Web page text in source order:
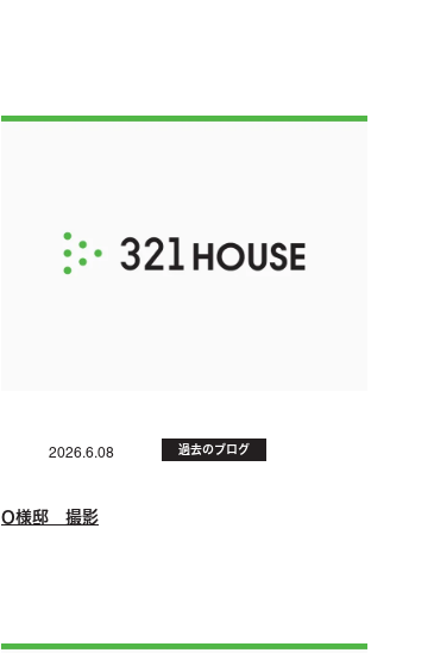
2026.6.08 過去のブログ
O様邸 撮影